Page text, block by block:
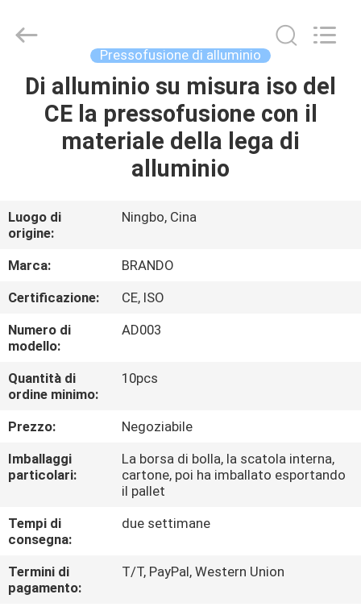
CASA.
PRODOTTI
DI
NOI
VISITA
ALLA
FABBRICA
CONTROLLO
DELLA
QUALITÀ
CONTATTACI
PREVENTIVO
Hardware
Reserved.
Pressofusione di alluminio
Di alluminio su misura iso del
CE la pressofusione con il
materiale della lega di
alluminio
Luogo di
origine:
Ningbo, Cina
Marca:
BRANDO
Certificazione:
CE, ISO
Numero di
modello:
AD003
Quantità di
ordine minimo:
10pcs
Prezzo:
Negoziabile
Imballaggi
particolari:
La borsa di bolla, la scatola interna,
cartone, poi ha imballato esportando
il pallet
Tempi di
consegna:
due settimane
Termini di
pagamento:
T/T, PayPal, Western Union